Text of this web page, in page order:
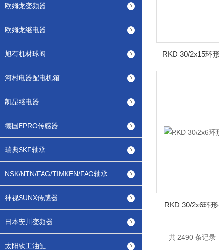
欧姆龙变频器
欧姆龙继电器
旭有机材球阀
河村电器配电机箱
凯昆继电器
德国EPRO传感器
瑞典SKF轴承
NSK/NTN/FAG/TIMKEN/FAG轴承
神视SUNX传感器
日本安川变频器
太阳铁工油缸
RKD 30/2x15环
RKD 30/2x6环
共 2490 条记